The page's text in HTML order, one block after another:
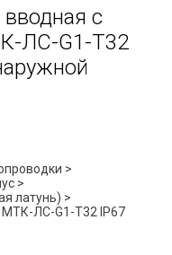
с
ЛС-G1-Т32
>
>
латунь) >
МТК-ЛС-G1-Т32 IP67